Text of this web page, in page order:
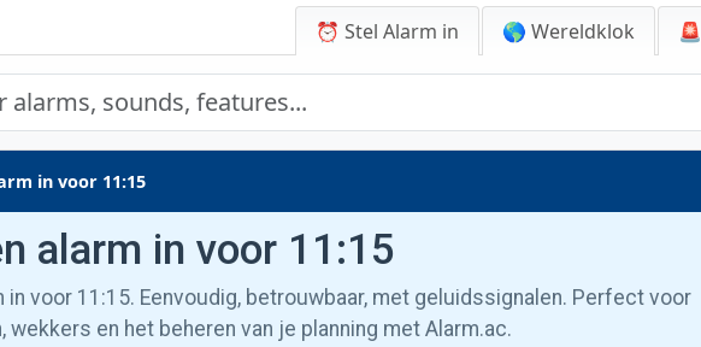
⏰ Stel Alarm in 🌎 Wereldklok 🚨
in voor 11:15
alarm in voor 11:15
in voor 11:15. Eenvoudig, betrouwbaar, met geluidssignalen. Perfect voor
wekkers en het beheren van je planning met Alarm.ac.